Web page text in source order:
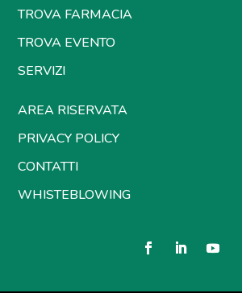
TROVA FARMACIA
TROVA EVENTO
SERVIZI
AREA RISERVATA
PRIVACY POLICY
CONTATTI
WHISTEBLOWING